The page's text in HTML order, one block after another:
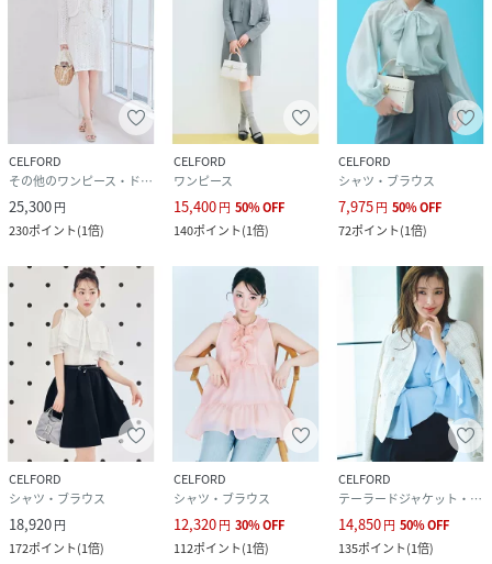
CELFORD
その他のワンピース・ドレス
25,300円
230ポイント(1倍)
CELFORD
ワンピース
15,400円 50%OFF
140ポイント(1倍)
CELFORD
シャツ・ブラウス
7,975円 50%OFF
72ポイント(1倍)
CELFORD
シャツ・ブラウス
18,920円
172ポイント(1倍)
CELFORD
シャツ・ブラウス
12,320円 30%OFF
112ポイント(1倍)
CELFORD
テーラードジャケット・ブレザー
14,850円 50%OFF
135ポイント(1倍)